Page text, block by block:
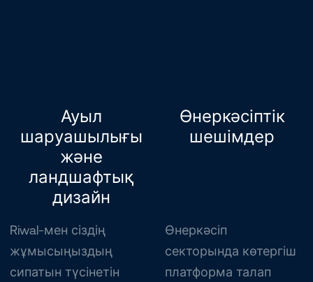
Ауыл
шаруашылығы
және
ландшафтық
дизайн
Riwal-мен сіздің
жұмысыңыздың
сипатын түсінетін
Өнеркәсіптік
шешімдер
Өнеркәсіп
секторында көтергіш
платформа талап